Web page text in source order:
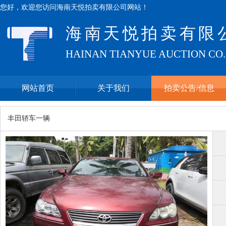
海南天悦拍卖有限
HAINAN TIANYUE AUCTION
您好，欢迎您访问海南天悦拍卖有限公司网站！
网站首页 关于我们 拍卖公告/信息
丰田轿车一辆